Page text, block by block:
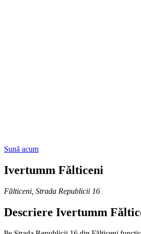
Sună acum
Ivertumm Fălticeni
Fălticeni Strada Republicii 16
Descriere Ivertumm